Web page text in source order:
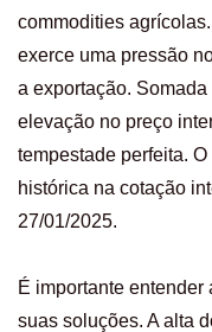
commodities
exerce uma pressão
a exportação.
elevação no preço
tempestade perfeita.
histórica na cotação
27/01/2025.
É importante
suas soluções. A alta